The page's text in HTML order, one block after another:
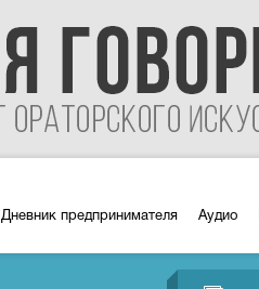
Дневник предпринимателя Аудио